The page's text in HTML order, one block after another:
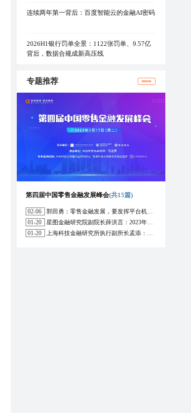
连续两年第一背后：百度智能云的金融AI密码
2026H1银行罚单全景：1122张罚单、9.57亿
背后，数据合规成新高压线
专题推荐 more
第四届中国零售金融发展峰会(共15篇)
02-06
郭田勇：零售金融发展，要发挥平台机构的作用
01-20
星图金融研究院副院长薛洪言：2023年消费信贷或迎来新起点
01-20
上海科技金融研究所执行副所长孟添：开放银行与嵌入式金融为数字普惠金融带来更大发展空间